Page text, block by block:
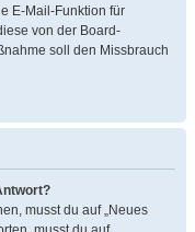
E-Mail-Funktion für
von der Board-
soll den Missbrauch
musst du auf „Neues